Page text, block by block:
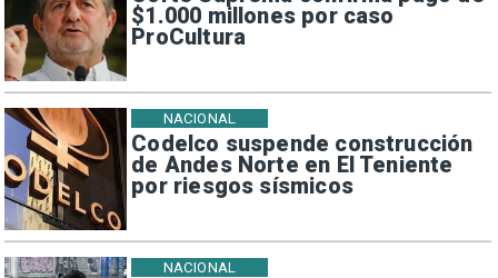
$1.000 millones por caso
ProCultura
Codelco suspende construcción
de Andes Norte en El Teniente
por riesgos sísmicos
NACIONAL
NACIONAL